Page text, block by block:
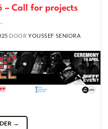
– Call for projects
DOORYOUSSEF SENIORA
→